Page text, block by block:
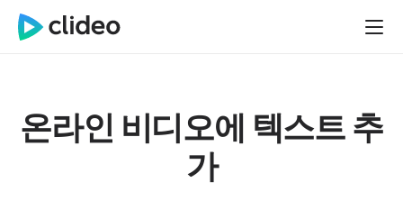
온라인 비디오에 텍스트 추
가